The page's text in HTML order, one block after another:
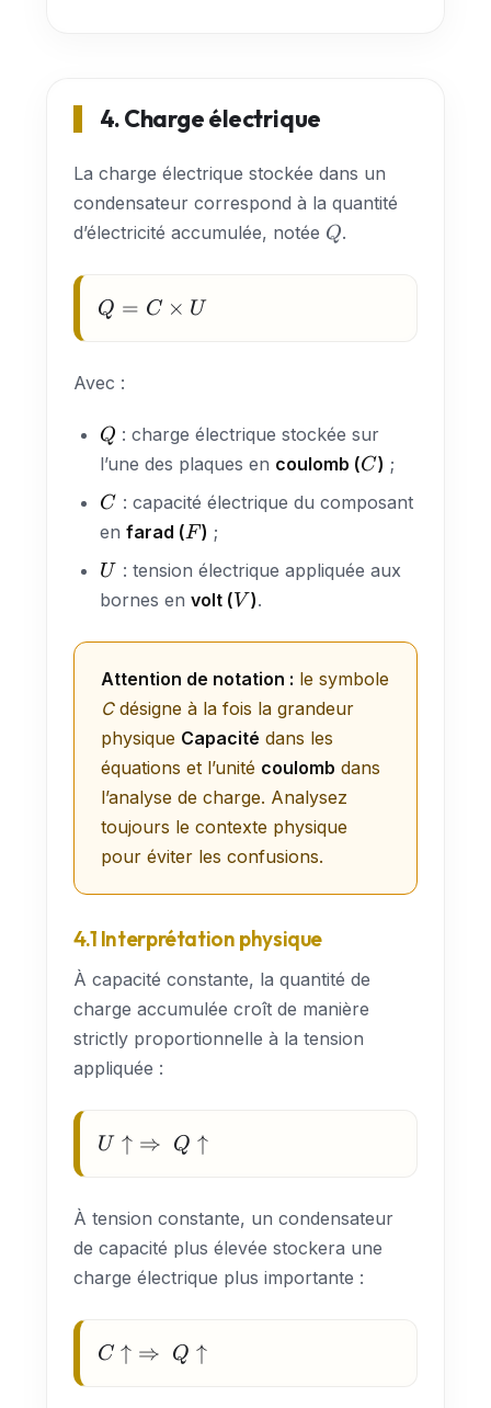
4. Charge électrique
La charge électrique stockée dans un
condensateur correspond à la quantité
d’électricité accumulée, notée Q
Q.
Q = C
Q = C × U
Avec :
Q
Q : charge électrique stockée sur
l’une des plaques en coulomb (C
C) ;
C
C : capacité électrique du composant
enfarad (F
F) ;
U
U : tension électrique appliquée aux
bornes envolt (V
V ).
Attention de notation : le symbole
Cdésigne à la fois la grandeur
physique Capacité dans les
équations et l’unité coulomb dans
l’analyse de charge. Analysez
toujours le contexte physique
pour éviter les confusions.
4.1 Interprétation physique
À capacité constante, la quantité de
charge accumulée croît de manière
strictly proportionnelle à la tension
appliquée :
U \uparrow
U ↑ ⇒ Q ↑
À tension constante, un condensateur
de capacité plus élevée stockera une
charge électrique plus importante :
C \uparrow
C ↑ ⇒ Q ↑